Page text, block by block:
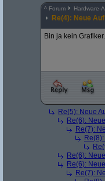
^ Forum Hardware-
Re(4): Neue
Bin ja kein
Re(5): Neue
Re(6):
Re(7):
Re(6):
Re(6):
Re(7):